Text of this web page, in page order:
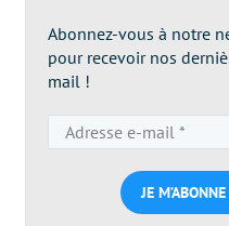
Abonnez-vous à notre
pour recevoir nos
mail !
e-
mail
*